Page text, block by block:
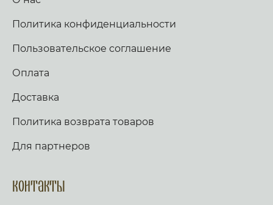
Политика конфиденциальности
Пользовательское соглашение
Оплата
Доставка
Политика возврата товаров
Для партнеров
Контакты